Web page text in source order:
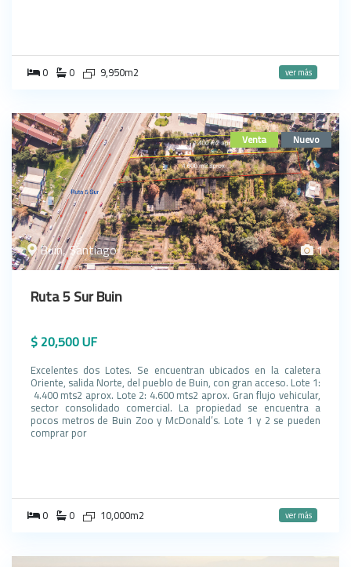
0 0 9,950m2 ver más
Venta Nuevo
Buin, Santiago 1
Ruta 5 Sur Buin
$ 20,500 UF
Excelentes dos Lotes. Se encuentran ubicados en la caletera
Oriente, salida Norte, del pueblo de Buin, con gran acceso. Lote 1:
4.400 mts2 aprox. Lote 2: 4.600 mts2 aprox. Gran flujo vehicular,
sector consolidado comercial. La propiedad se encuentra a
pocos metros de Buin Zoo y McDonald’s. Lote 1 y 2 se pueden
comprar por
0 0 10,000m2 ver más